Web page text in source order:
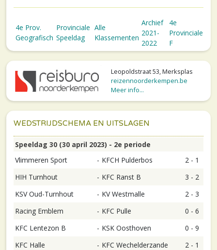
4e Prov.
Geografisch
Provinciale
Speeldag
Alle
Klassementen
Archief
2021-
2022
4e
Provinciale
F
Leopoldstraat 53, Merksplas
reizennoorderkempen.be
Meer info...
WEDSTRIJDSCHEMA EN UITSLAGEN
Speeldag 30 (30 april 2023) - 2e periode
Vlimmeren Sport
- KFCH Pulderbos
2 - 1
HIH Turnhout
- KFC Ranst B
3 - 2
KSV Oud-Turnhout
- KV Westmalle
2 - 3
Racing Emblem
- KFC Pulle
0 - 6
KFC Lentezon B
- KSK Oosthoven
0 - 9
KFC Halle
- KFC Wechelderzande
2 - 1